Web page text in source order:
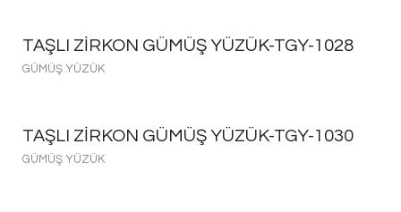
TAŞLI ZIRKON GÜMÜŞ YÜZÜK-TGY-1028
GÜMÜŞ YÜZÜK
TAŞLI ZIRKON GÜMÜŞ YÜZÜK-TGY-1030
GÜMÜŞ YÜZÜK